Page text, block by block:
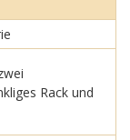
Rack und